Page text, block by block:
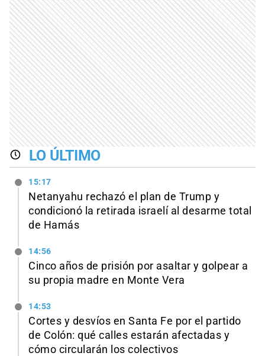
LO ÚLTIMO
15:17
Netanyahu rechazó el plan de Trump y
condicionó la retirada israelí al desarme total
de Hamás
14:56
Cinco años de prisión por asaltar y golpear a
su propia madre en Monte Vera
14:53
Cortes y desvíos en Santa Fe por el partido
de Colón: qué calles estarán afectadas y
cómo circularán los colectivos